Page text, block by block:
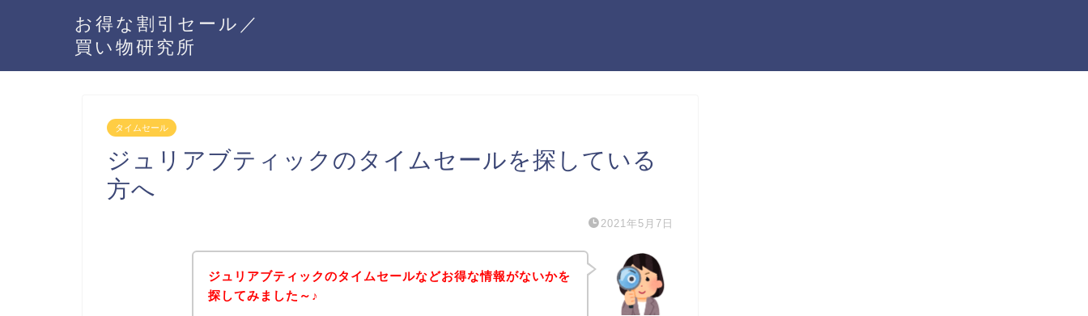
お得な割引セール／
買い物研究所
タイムセール
ジュリアブティックのタイムセールを探している
方へ
2021年5月7日
ジュリアブティックのタイムセールなどお得な情報がないかを
探してみました～♪